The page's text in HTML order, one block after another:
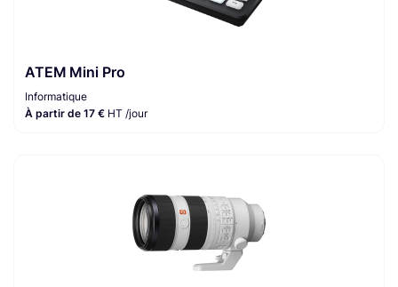
ATEM Mini Pro
Informatique
À partir de 17 € HT /jour